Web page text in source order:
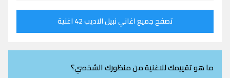
تصفح جميع اغاني نبيل الاديب 42 اغنية
ما هو تقييمك للاغنية من منظورك الشخصي؟